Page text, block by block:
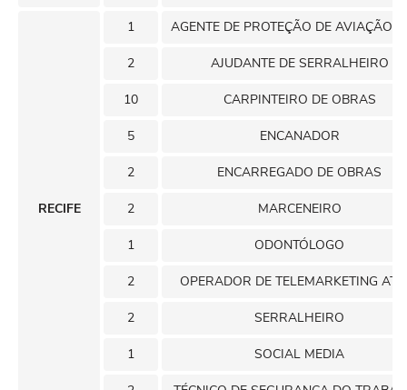
RECIFE
1 AGENTE DE PROTEÇÃO DE AVIAÇÃO
2 AJUDANTE DE SERRALHEIRO
10 CARPINTEIRO DE OBRAS
5 ENCANADOR
2 ENCARREGADO DE OBRAS
2 MARCENEIRO
1 ODONTÓLOGO
2 OPERADOR DE TELEMARKETING
2 SERRALHEIRO
1 SOCIAL MEDIA